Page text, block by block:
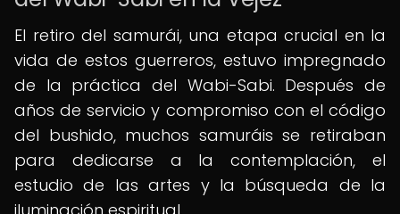
El retiro del samurái, una etapa crucial en la
vida de estos guerreros, estuvo impregnado
de la práctica del Wabi-Sabi. Después de
años de servicio y compromiso con el código
del bushido, muchos samuráis se retiraban
para dedicarse a la contemplación, el
estudio de las artes y la búsqueda de la